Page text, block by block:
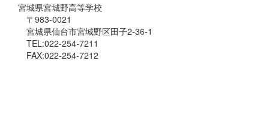
宮城県宮城野高等学校
〒983-0021
宮城県仙台市宮城野区田子2-36-1
TEL:022-254-7211
FAX:022-254-7212